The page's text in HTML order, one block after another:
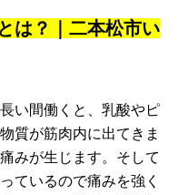
は？｜二本松市い
い間働くと、乳酸やピ
質が筋肉内に出てきま
みが生じます。そして
ているので痛みを強く